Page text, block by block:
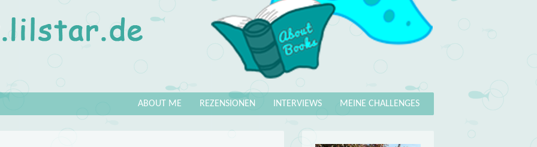
MEINE CHALLENGES
INTERVIEWS
REZENSIONEN
ABOUT ME